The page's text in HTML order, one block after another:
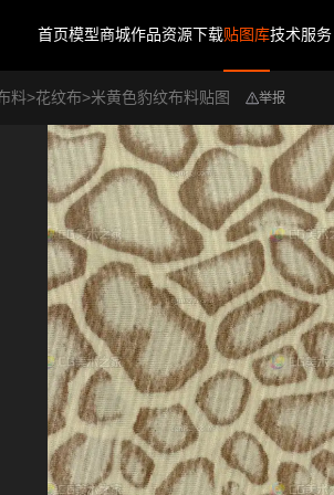
首页模型商城作品资源下载贴图库技术服务
料>花纹布>米黄色豹纹布料贴图 举报